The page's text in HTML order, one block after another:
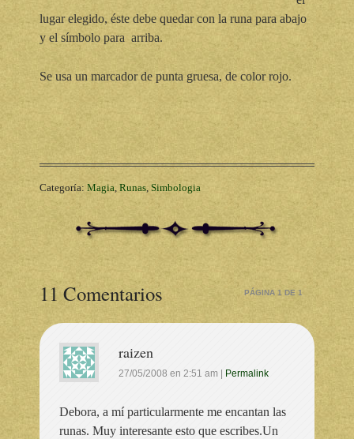
lugar elegido, éste debe quedar con la runa para abajo
y el símbolo para arriba.
Se usa un marcador de punta gruesa, de color rojo.
Categoría: Magia, Runas, Simbologia
11 Comentarios PÁGINA 1 DE 1
raizen
27/05/2008 en 2:51 am Permalink
Debora, a mí particularmente me encantan las
runas. Muy interesante esto que escribes.Un